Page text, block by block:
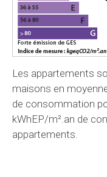
Les appartements
maisons en
de consommation
kWhEP/m².an de
appartements.